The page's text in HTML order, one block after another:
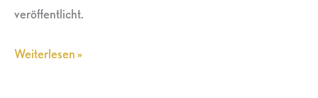
veröffentlicht.
Weiterlesen »